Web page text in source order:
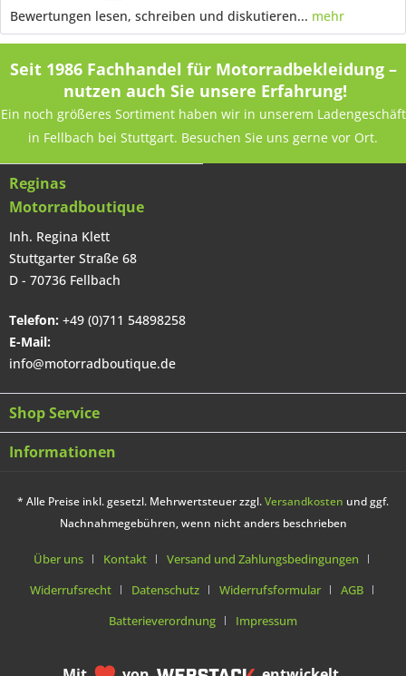
Bewertungen lesen, schreiben und diskutieren... mehr
Seit 1986 Fachhandel für Motorradbekleidung –
nutzen auch Sie unsere Erfahrung!
Ein noch größeres Sortiment haben wir in unserem Ladengeschäft
in Fellbach bei Stuttgart. Besuchen Sie uns gerne vor Ort.
Reginas
Motorradboutique
Inh. Regina Klett
Stuttgarter Straße 68
D - 70736 Fellbach
Telefon: +49 (0)711 54898258
E-Mail:
info@motorradboutique.de
Shop Service
Informationen
* Alle Preise inkl. gesetzl. Mehrwertsteuer zzgl.Versandkosten und ggf.
Nachnahmegebühren, wenn nicht anders beschrieben
Über uns Kontakt
Versand und Zahlungsbedingungen
Widerrufsrecht
Datenschutz Widerrufsformular
AGB
Batterieverordnung
Impressum